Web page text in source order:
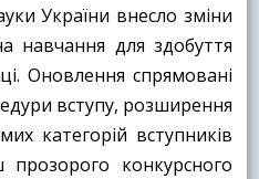
України внесло зміни
навчання для здобуття
Оновлення спрямовані
вступу, розширення
категорій вступників
прозорого конкурсного